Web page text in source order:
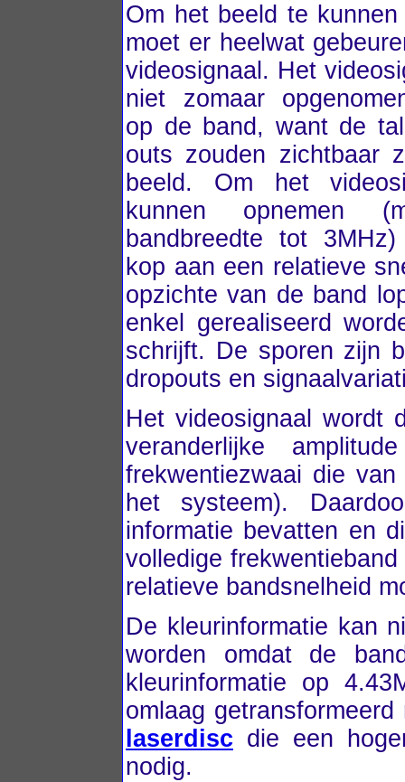
Om het beeld te kunnen
moet er heelwat
videosignaal. Het
niet zomaar
op de band, want de
outs zouden zichtbaar
beeld. Om het
kunnen opnemen
bandbreedte tot
kop aan een relatieve
opzichte van de band
enkel gerealiseerd
schrijft. De sporen zijn
dropouts en
Het videosignaal wordt
veranderlijke
frekwentiezwaai die
het systeem).
informatie bevatten en
volledige
relatieve bandsnelheid
De kleurinformatie kan
worden omdat de
kleurinformatie op
omlaag
laserdisc die een
nodig.